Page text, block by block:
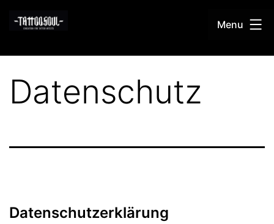
TattooSoul
Menu
Datenschutz
Datenschutzerklärung